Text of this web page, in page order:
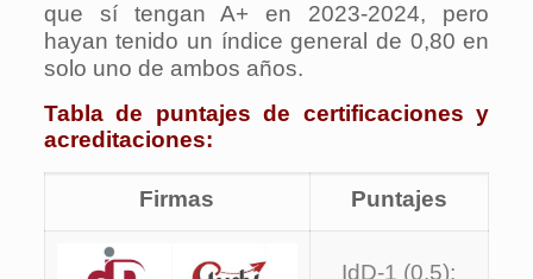
que sí tengan A+ en 2023-2024, pero
hayan tenido un índice general de 0,80 en
solo uno de ambos años.
Tabla de puntajes de certificaciones y
acreditaciones:
Firmas Puntajes
IdD-1 (0,5);